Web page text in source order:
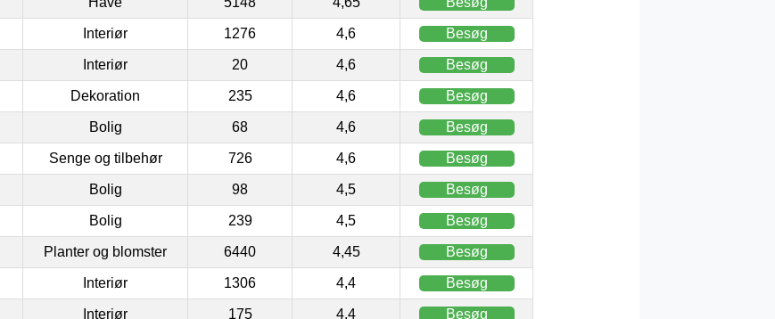
Interiør 1276 4,6 Besøg
Interiør 20 4,6 Besøg
Dekoration 235 4,6 Besøg
Bolig 68 4,6 Besøg
Senge og tilbehør 726 4,6 Besøg
Bolig 98 4,5 Besøg
Bolig 239 4,5 Besøg
Planter og blomster 6440 4,45 Besøg
Interiør 1306 4,4 Besøg
Interiør 175 4,4 Besøg